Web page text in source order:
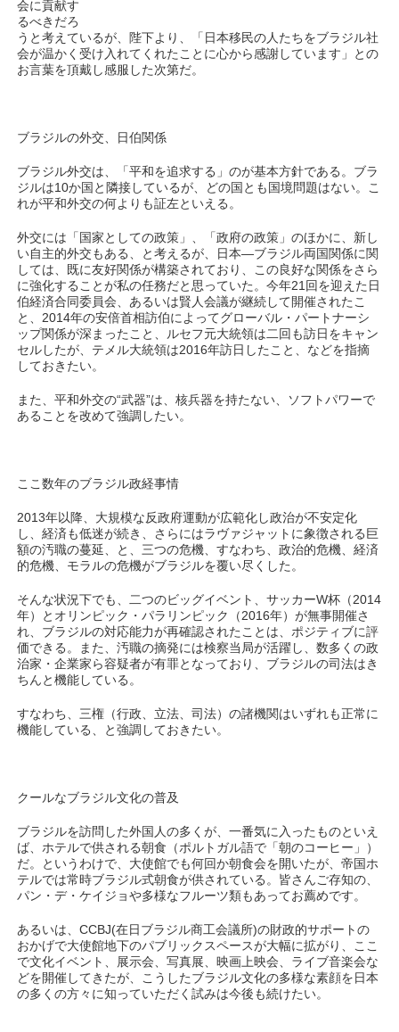
会に貢献す
るべきだろ
うと考えているが、陛下より、「日本移民の人たちをブラジル社
会が温かく受け入れてくれたことに心から感謝しています」との
お言葉を頂戴し感服した次第だ。
ブラジルの外交、日伯関係
ブラジル外交は、「平和を追求する」のが基本方針である。ブラ
ジルは10か国と隣接しているが、どの国とも国境問題はない。こ
れが平和外交の何よりも証左といえる。
外交には「国家としての政策」、「政府の政策」のほかに、新し
い自主的外交もある、と考えるが、日本―ブラジル両国関係に関
しては、既に友好関係が構築されており、この良好な関係をさら
に強化することが私の任務だと思っていた。今年21回を迎えた日
伯経済合同委員会、あるいは賢人会議が継続して開催されたこ
と、2014年の安倍首相訪伯によってグローバル・パートナーシ
ップ関係が深まったこと、ルセフ元大統領は二回も訪日をキャン
セルしたが、テメル大統領は2016年訪日したこと、などを指摘
しておきたい。
また、平和外交の“武器”は、核兵器を持たない、ソフトパワーで
あることを改めて強調したい。
ここ数年のブラジル政経事情
2013年以降、大規模な反政府運動が広範化し政治が不安定化
し、経済も低迷が続き、さらにはラヴァジャットに象徴される巨
額の汚職の蔓延、と、三つの危機、すなわち、政治的危機、経済
的危機、モラルの危機がブラジルを覆い尽くした。
そんな状況下でも、二つのビッグイベント、サッカーW杯（2014
年）とオリンピック・パラリンピック（2016年）が無事開催さ
れ、ブラジルの対応能力が再確認されたことは、ポジティブに評
価できる。また、汚職の摘発には検察当局が活躍し、数多くの政
治家・企業家ら容疑者が有罪となっており、ブラジルの司法はき
ちんと機能している。
すなわち、三権（行政、立法、司法）の諸機関はいずれも正常に
機能している、と強調しておきたい。
クールなブラジル文化の普及
ブラジルを訪問した外国人の多くが、一番気に入ったものといえ
ば、ホテルで供される朝食（ポルトガル語で「朝のコーヒー」）
だ。というわけで、大使館でも何回か朝食会を開いたが、帝国ホ
テルでは常時ブラジル式朝食が供されている。皆さんご存知の、
パン・デ・ケイジョや多様なフルーツ類もあってお薦めです。
あるいは、CCBJ(在日ブラジル商工会議所)の財政的サポートの
おかげで大使館地下のパブリックスペースが大幅に拡がり、ここ
で文化イベント、展示会、写真展、映画上映会、ライブ音楽会な
どを開催してきたが、こうしたブラジル文化の多様な素顔を日本
の多くの方々に知っていただく試みは今後も続けたい。